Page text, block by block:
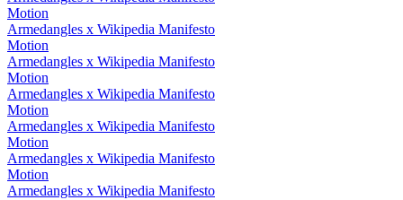
Motion
Armedangles x Wikipedia Manifesto
Motion
Armedangles x Wikipedia Manifesto
Motion
Armedangles x Wikipedia Manifesto
Motion
Armedangles x Wikipedia Manifesto
Motion
Armedangles x Wikipedia Manifesto
Motion
Armedangles x Wikipedia Manifesto